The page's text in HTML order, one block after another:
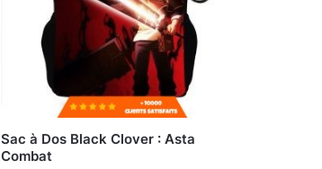
Sac à Dos Black Clover : Asta
Combat